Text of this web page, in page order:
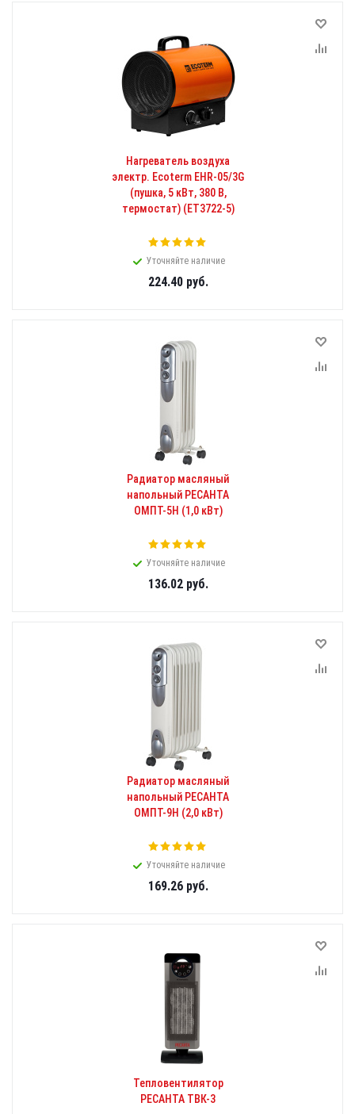
Нагреватель воздуха
электр. Ecoterm EHR-05/3G
(пушка, 5 кВт, 380 В,
термостат) (ET3722-5)
Уточняйте наличие
224.40руб.
Радиатор масляный
напольный РЕСАНТА
ОМПТ-5Н (1,0 кВт)
Уточняйте наличие
136.02руб.
Радиатор масляный
напольный РЕСАНТА
ОМПТ-9Н (2,0 кВт)
Уточняйте наличие
169.26руб.
Тепловентилятор
РЕСАНТА ТВК-3